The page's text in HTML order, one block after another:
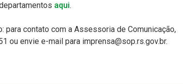
aqui.
para contato com a Assessoria de Comunicação,
ou envie e-mail para imprensa@sop.rs.gov.br.